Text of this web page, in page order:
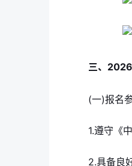
三、
(一)报名
1.遵守《
2.具备良